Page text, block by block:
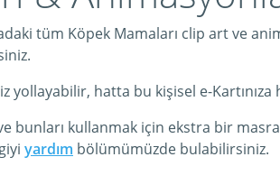
tüm Köpek Mamaları clip art ve
hatta bu kişisel e-Kartınıza
kullanmak için ekstra bir
yardım bölümümüzde bulabilirsiniz.